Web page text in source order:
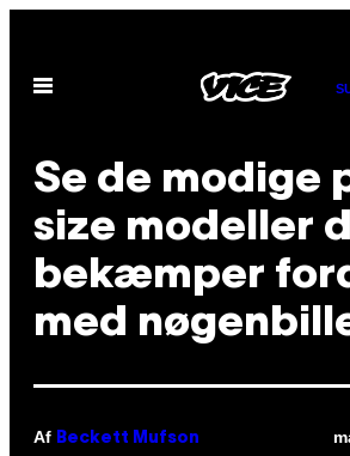
indhold
Åbn
Se de modige
size modeller
bekæmper
med
Af Beckett Mufson